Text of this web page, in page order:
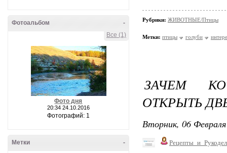
-
Фотоальбом
Все (1)
Фото дня
20:34 24.10.2016
Фотографий: 1
-
Метки
Рубрики: ЖИВОТНЫЕ/Птицы
Метки: птицы голуби
ЗАЧЕМ
ОТКРЫТЬ
Вторник, 06